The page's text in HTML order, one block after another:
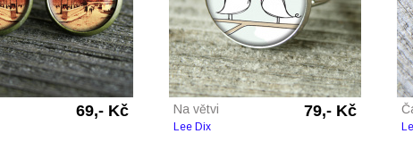
69,- Kč Na větvi 79,- Kč
Lee Dix